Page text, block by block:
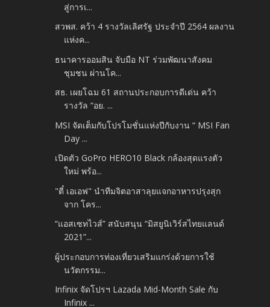
สู่การเ...
สวพส. คว้า 4 รางวัลเลิศรัฐ ประจำปี 2564 ผลงาน
แห่งค...
ธนาคารออมสิน จับมือ NT ร่วมพัฒนาสังคม
ชุมชน ผ่านโค...
สธ. เผยโฉม 61 สถานประกอบการดีเด่น คว้า
รางวัล “อย. ...
MSI จัดเต็มกับโปรโมชั่นแห่งปีกับงาน “ MSI Fan
Day ...
เปิดตัว GoPro HERO10 Black กล้องสุดแรงตัว
ใหม่ พร้อ...
"ตี๋ เอเอฟ" นำทีมจิตอาสาลุยแจกอาหารปรุงสุก
จาก โคร...
“แอสเซทไวส์” สนับสนุน “มิสยูนิเวิร์สไทยแลนด์
2021”...
ผู้ประกอบการท่องเที่ยวเสริมแกร่งด้วยการใช้
นวัตกรรม...
Infinix จัดโปรฯ Lazada Mid-Month Sale กับ
Infinix ...